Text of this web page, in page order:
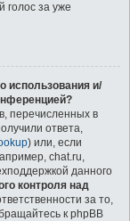
голос за уже
использования и/
перечисленных в
ответа,
) или, если
chat.ru,
данного
контроля над
за то,
к phpBB